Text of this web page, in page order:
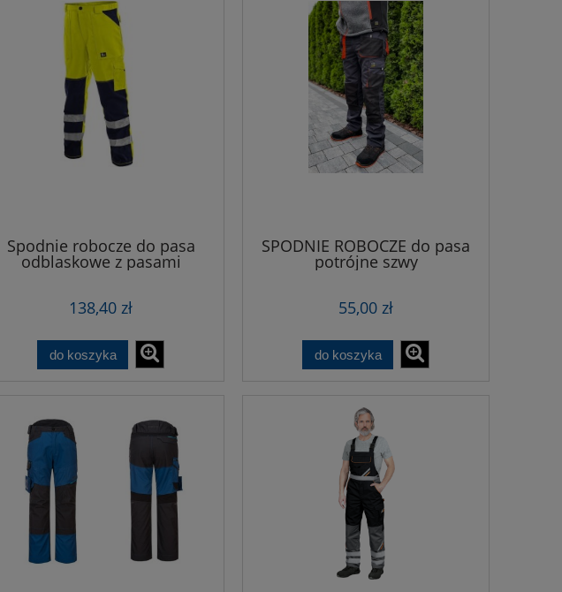
Spodnie robocze do pasa
odblaskowe z pasami
ostrzegawczymi Norwich
138,40 zł
do koszyka
SPODNIE ROBOCZE do pasa
potrójne szwy
55,00 zł
do koszyka